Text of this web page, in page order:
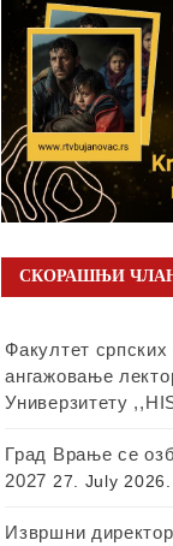
СКОРАШЊИ
Факултет српских
ангажовање
Универзитету
Град Врање се
2027 27. July 2026.
Извршни